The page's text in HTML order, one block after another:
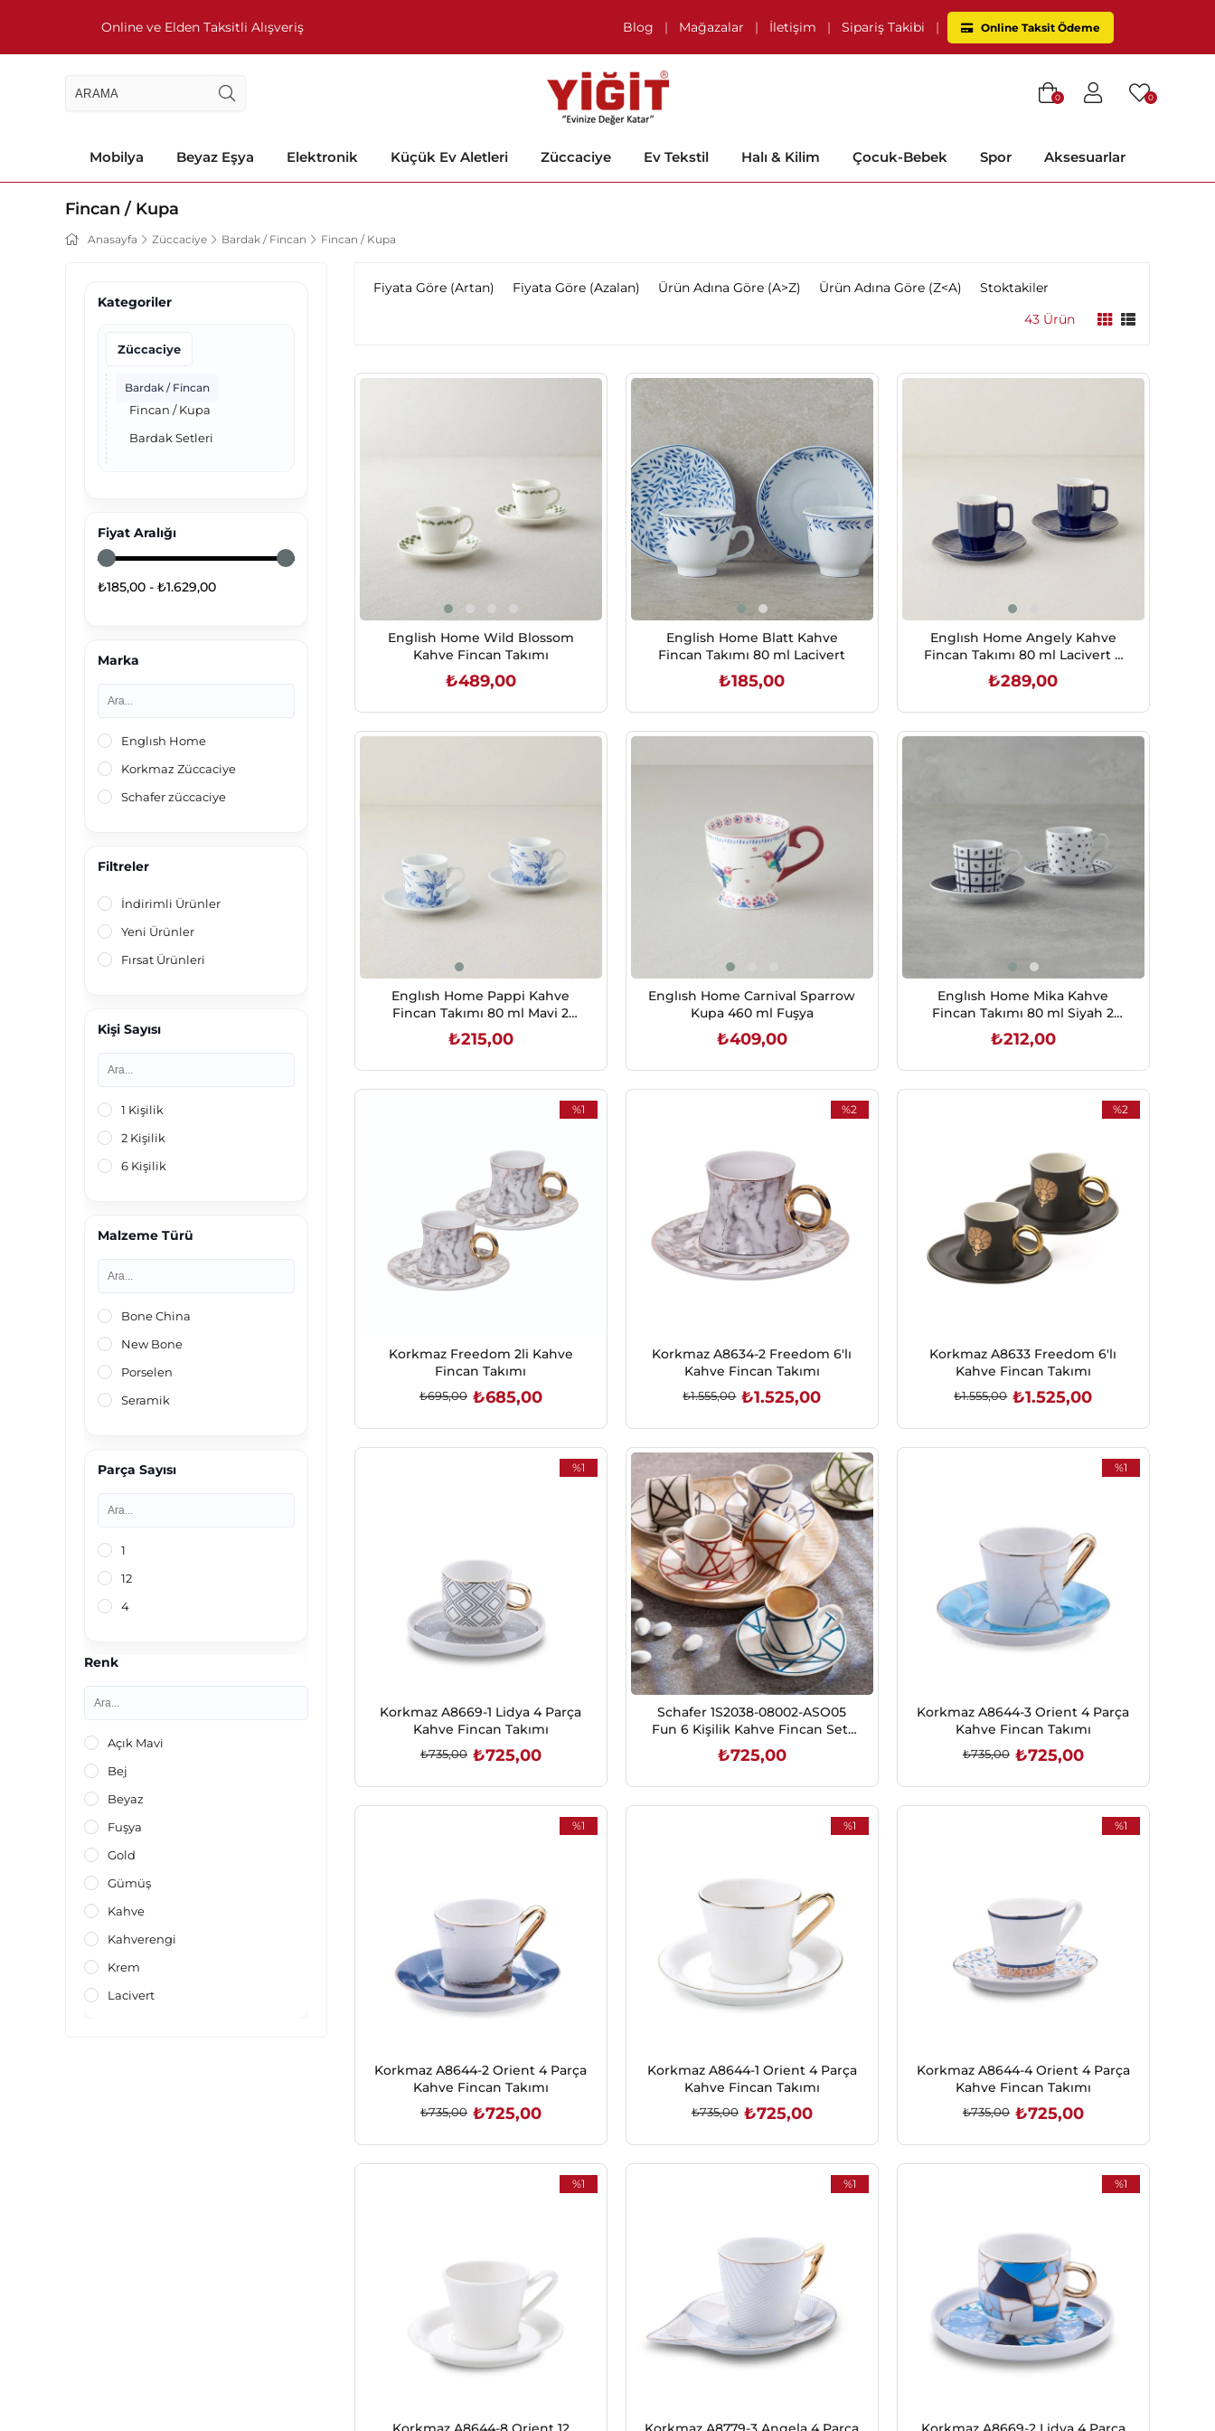
Online ve Elden Taksitli Alışveriş Blog | Mağazalar | İletişim | Sipariş Takibi | Online Taksit Ödeme
0
0
Mobilya Beyaz Eşya Elektronik Küçük Ev Aletleri Züccaciye Ev Tekstil Halı & Kilim Çocuk-Bebek Spor Aksesuarlar
Fincan / Kupa
Anasayfa Züccaciye Bardak / Fincan Fincan / Kupa
Kategoriler
Züccaciye
Bardak / Fincan
Fincan / Kupa
Bardak Setleri
Fiyat Aralığı
₺185,00 - ₺1.629,00
Marka
Englısh Home
Korkmaz Züccaciye
Schafer züccaciye
Filtreler
İndirimli Ürünler
Yeni Ürünler
Fırsat Ürünleri
Kişi Sayısı
1 Kişilik
2 Kişilik
6 Kişilik
Malzeme Türü
Bone China
New Bone
Porselen
Seramik
Parça Sayısı
1
12
4
Renk
Açık Mavi
Bej
Beyaz
Fuşya
Gold
Gümüş
Kahve
Kahverengi
Krem
Lacivert
Fiyata Göre (Artan) Fiyata Göre (Azalan) Ürün Adına Göre (A>Z) Ürün Adına Göre (Z<A)
Stoktakiler
43 Ürün
English Home Wild Blossom
Kahve Fincan Takımı
₺489,00
English Home Blatt Kahve
Fincan Takımı 80 ml Lacivert
₺185,00
Englısh Home Angely Kahve
Fincan Takımı 80 ml Lacivert 2
kişilik
₺289,00
Englısh Home Pappi Kahve
Fincan Takımı 80 ml Mavi 2
kişilik
₺215,00
Englısh Home Carnival Sparrow
Kupa 460 ml Fuşya
₺409,00
Englısh Home Mika Kahve
Fincan Takımı 80 ml Siyah 2
Kişilik
₺212,00
%1
Korkmaz Freedom 2li Kahve
Fincan Takımı
₺685,00
₺695,00
%2
Korkmaz A8634-2 Freedom 6'lı
Kahve Fincan Takımı
₺1.525,00
₺1.555,00
%2
Korkmaz A8633 Freedom 6'lı
Kahve Fincan Takımı
₺1.525,00
₺1.555,00
%1
Korkmaz A8669-1 Lidya 4 Parça
Kahve Fincan Takımı
₺725,00
₺735,00
Schafer 1S2038-08002-ASO05
Fun 6 Kişilik Kahve Fincan Seti
12 Parça-Çok Renkli
₺725,00
%1
Korkmaz A8644-3 Orient 4 Parça
Kahve Fincan Takımı
₺725,00
₺735,00
%1
Korkmaz A8644-2 Orient 4 Parça
Kahve Fincan Takımı
₺725,00
₺735,00
%1
Korkmaz A8644-1 Orient 4 Parça
Kahve Fincan Takımı
₺725,00
₺735,00
%1
Korkmaz A8644-4 Orient 4 Parça
Kahve Fincan Takımı
₺725,00
₺735,00
%1
%1
%1